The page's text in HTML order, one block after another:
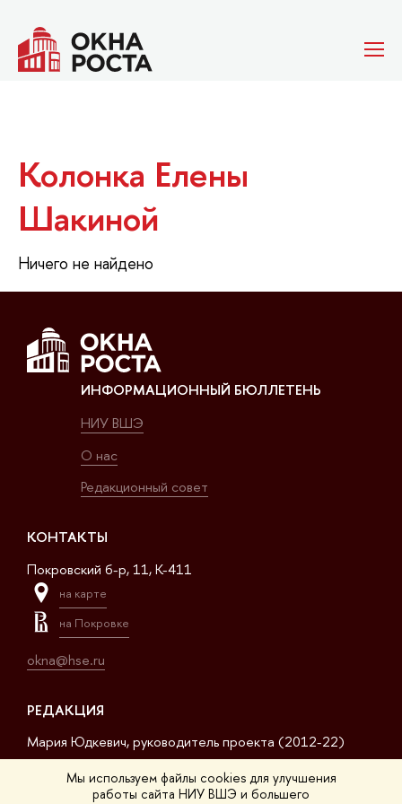
Мы используем файлы cookies для улучшения
работы сайта НИУ ВШЭ и большего
Колонка Елены
Шакиной
Ничего не найдено
ИНФОРМАЦИОННЫЙ БЮЛЛЕТЕНЬ
НИУ ВШЭ
О нас
Редакционный совет
КОНТАКТЫ
Покровский б-р, 11, K-411
на карте
на Покровке
okna@hse.ru
РЕДАКЦИЯ
Мария Юдкевич, руководитель проекта (2012-22)
Дмитрий Дагаев, руководитель проекта (2022-23)